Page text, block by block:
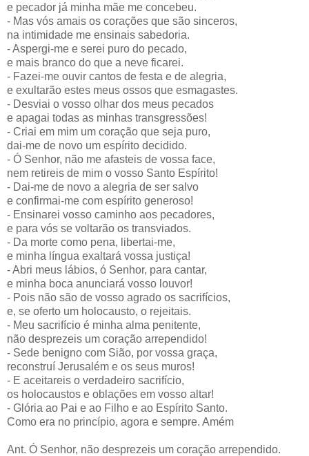
e pecador já minha mãe me concebeu.
- Mas vós amais os corações que são sinceros,
na intimidade me ensinais sabedoria.
- Aspergi-me e serei puro do pecado,
e mais branco do que a neve ficarei.
- Fazei-me ouvir cantos de festa e de alegria,
e exultarão estes meus ossos que esmagastes.
- Desviai o vosso olhar dos meus pecados
e apagai todas as minhas transgressões!
- Criai em mim um coração que seja puro,
dai-me de novo um espírito decidido.
- Ó Senhor, não me afasteis de vossa face,
nem retireis de mim o vosso Santo Espírito!
- Dai-me de novo a alegria de ser salvo
e confirmai-me com espírito generoso!
- Ensinarei vosso caminho aos pecadores,
e para vós se voltarão os transviados.
- Da morte como pena, libertai-me,
e minha língua exaltará vossa justiça!
- Abri meus lábios, ó Senhor, para cantar,
e minha boca anunciará vosso louvor!
- Pois não são de vosso agrado os sacrifícios,
e, se oferto um holocausto, o rejeitais.
- Meu sacrifício é minha alma penitente,
não desprezeis um coração arrependido!
- Sede benigno com Sião, por vossa graça,
reconstruí Jerusalém e os seus muros!
- E aceitareis o verdadeiro sacrifício,
os holocaustos e oblações em vosso altar!
- Glória ao Pai e ao Filho e ao Espírito Santo.
Como era no princípio, agora e sempre. Amém
Ant. Ó Senhor, não desprezeis um coração arrependido.